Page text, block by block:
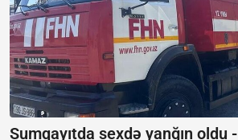
Sumqayıtda sexdə yanğın oldu -